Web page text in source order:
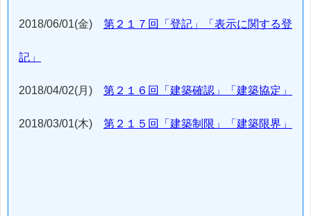
2018/06/01(金) 第２１７回「登記」「表示に関する登
記」
2018/04/02(月) 第２１６回「建築確認」「建築協定」
2018/03/01(木) 第２１５回「建築制限」「建築限界」